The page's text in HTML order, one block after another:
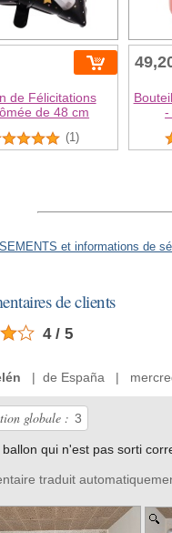
de Félicitations
de 48 cm
(1)
-
et informations de
de clients
4 / 5
| de España |
globale : 3
ballon qui n'est pas sorti
traduit